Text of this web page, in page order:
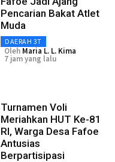
Pencarian Bakat Atlet
Muda
DAERAH 3T
Oleh Maria L. L. Kima
7 jam yang lalu
Turnamen Voli
Meriahkan HUT Ke-81
RI, Warga Desa Fafoe
Antusias
Berpartisipasi